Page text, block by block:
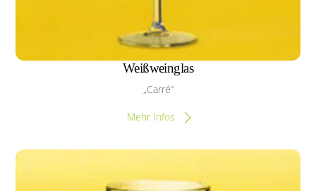
Weißweinglas
„Carré“
Mehr Infos